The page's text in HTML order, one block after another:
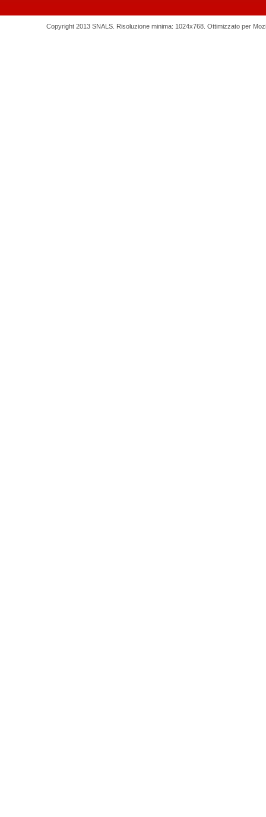
Copyright 2013 SNALS. Risoluzione minima: 1024x768. Ottimizzato per